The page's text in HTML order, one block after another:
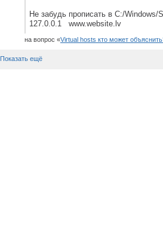
Не забудь прописать в C:/
127.0.0.1 www.website.lv
на вопрос Virtual hosts кто может
Показать ещё